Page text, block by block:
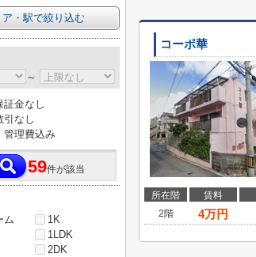
コーポ華
所在階 賃料
2階
4万円
ア・駅で絞り込む
～
証金なし
引なし
管理費込み
59件が該当
ム
1K
1LDK
2DK